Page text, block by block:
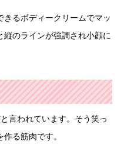
るボディークリームでマッ
のラインが強調され小顔に
言われています。そう笑っ
る筋肉です。